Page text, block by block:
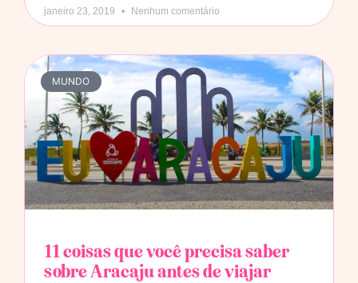
janeiro 23, 2019 Nenhum comentário
MUNDO
11 coisas que você precisa saber
sobre Aracaju antes de viajar